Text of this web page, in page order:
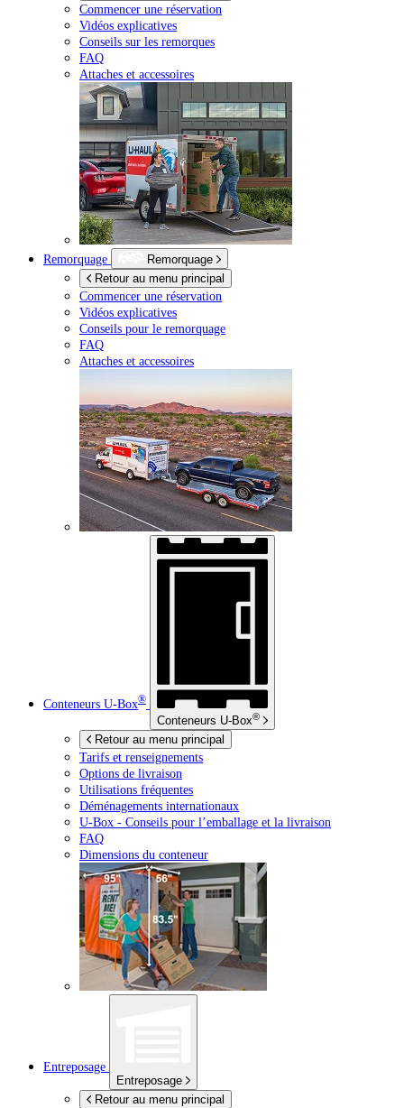
Commencer une réservation
Vidéos explicatives
Conseils sur les remorques
FAQ
Attaches et accessoires
Remorquage
Remorquage
Retour au menu principal
Commencer une réservation
Vidéos explicatives
Conseils pour le remorquage
FAQ
Attaches et accessoires
Conteneurs U-Box®
Conteneurs U-Box®
Retour au menu principal
Tarifs et renseignements
Options de livraison
Utilisations fréquentes
Déménagements internationaux
U-Box - Conseils pour l’emballage et la livraison
FAQ
Dimensions du conteneur
Entreposage
Entreposage
Retour au menu principal